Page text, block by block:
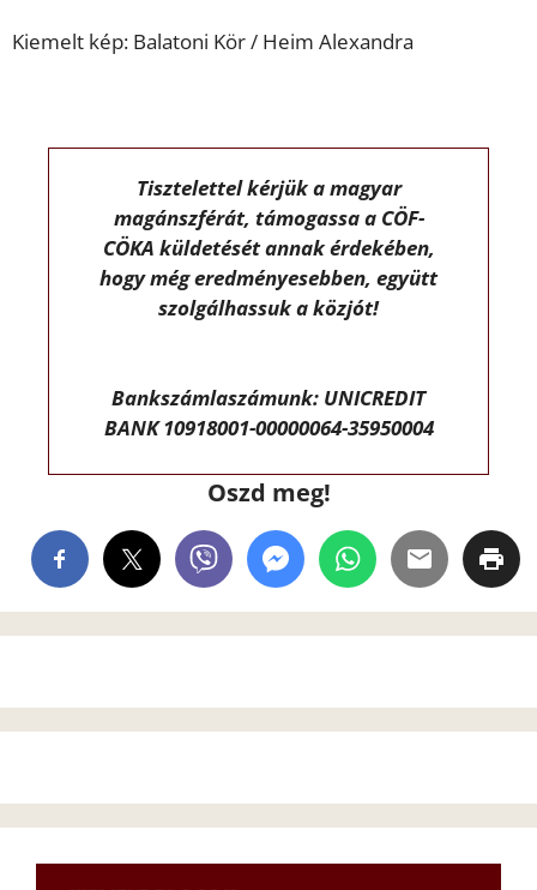
Kiemelt kép: Balatoni Kör / Heim Alexandra
Tisztelettel kérjük a magyar
magánszférát, támogassa a CÖF-
CÖKA küldetését annak érdekében,
hogy még eredményesebben, együtt
szolgálhassuk a közjót!
Bankszámlaszámunk: UNICREDIT
BANK 10918001-00000064-35950004
Oszd meg!